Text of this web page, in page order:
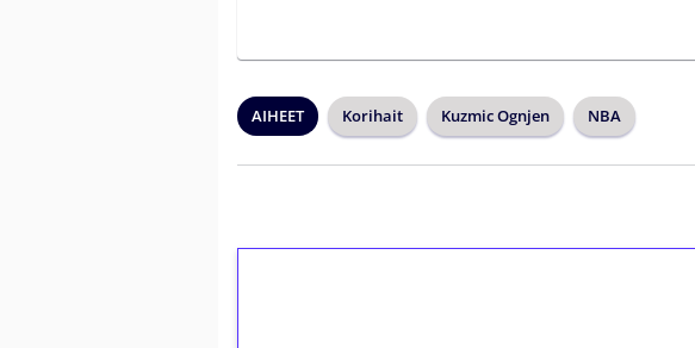
AIHEET Korihait Kuzmic Ognjen NBA